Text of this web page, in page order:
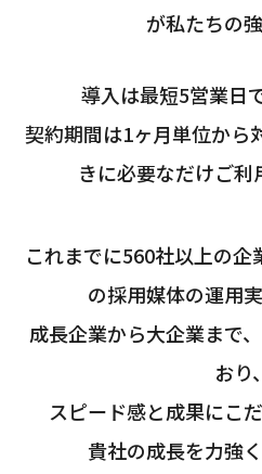
が私たちの強
導入は最短5営業日
契約期間は1ヶ月単位から
きに必要なだけご利
これまでに560社以上の
の採用媒体の運用
成長企業から大企業まで
おり、
スピード感と成果にこ
貴社の成長を力強